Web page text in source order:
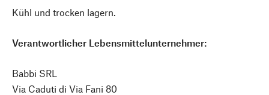
Kühl und trocken lagern.
Verantwortlicher Lebensmittelunternehmer:
Babbi SRL
Via Caduti di Via Fani 80